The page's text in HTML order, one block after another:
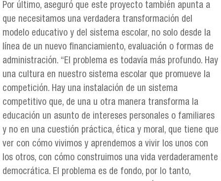
Por último, aseguró que este proyecto también apunta a
que necesitamos una verdadera transformación del
modelo educativo y del sistema escolar, no solo desde la
línea de un nuevo financiamiento, evaluación o formas de
administración. “El problema es todavía más profundo. Hay
una cultura en nuestro sistema escolar que promueve la
competición. Hay una instalación de un sistema
competitivo que, de una u otra manera transforma la
educación un asunto de intereses personales o familiares
y no en una cuestión práctica, ética y moral, que tiene que
ver con cómo vivimos y aprendemos a vivir los unos con
los otros, con cómo construimos una vida verdaderamente
democrática. El problema es de fondo, por lo tanto,